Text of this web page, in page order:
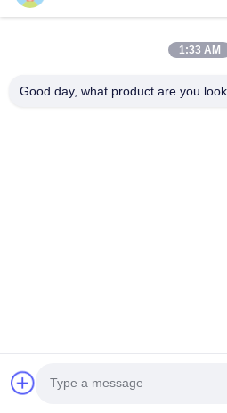
1:33 AM
Good day, what product are you